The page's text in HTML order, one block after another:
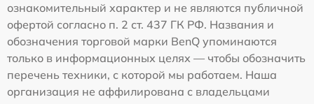
ознакомительный характер и не являются публичной
офертой согласно п. 2 ст. 437 ГК РФ. Названия и
обозначения торговой марки BenQ упоминаются
только в информационных целях — чтобы обозначить
перечень техники, с которой мы работаем. Наша
организация не аффилирована с владельцами